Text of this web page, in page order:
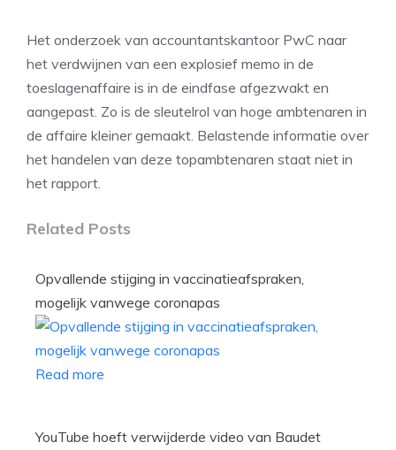
Het onderzoek van accountantskantoor PwC naar
het verdwijnen van een explosief memo in de
toeslagenaffaire is in de eindfase afgezwakt en
aangepast. Zo is de sleutelrol van hoge ambtenaren in
de affaire kleiner gemaakt. Belastende informatie over
het handelen van deze topambtenaren staat niet in
het rapport.
Related Posts
Opvallende stijging in vaccinatieafspraken,
mogelijk vanwege coronapas
Read more
YouTube hoeft verwijderde video van Baudet